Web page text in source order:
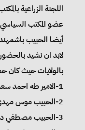
اللجنة الزراعية
عضو المكتب
أيضا الحبيب
لابد ان نشيد
بالولايات حيث كان
1-الامير طه احمد سعد رئيس الحزب نهر النيل.
2-الحبيب موس مهدي رئيس الحزب جنوب دارفور.
3-الحبيب مصطفي داؤد رئيس الحزب بالقضارف.